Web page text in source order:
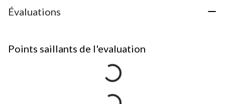
Évaluations
Points saillants de l'evaluation